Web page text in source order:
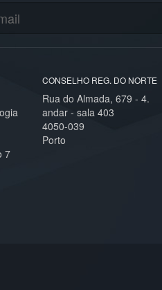
7
CONSELHO REG. DO NORTE
Rua do Almada, 679 - 4.
andar - sala 403
4050-039
Porto